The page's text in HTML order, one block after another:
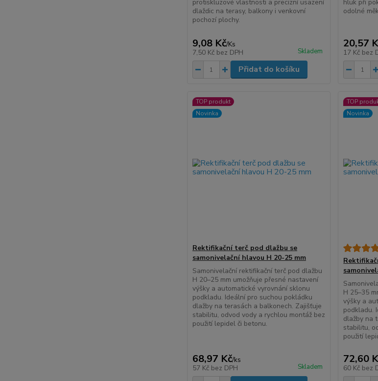
protiskluzové vlastnosti a precizní usazení
dlaždic na terasy, balkony i venkovní
pochozí plochy.
9,08 Kč/Ks
7,50 Kč bez DPH Skladem
Přidat do košíku
hluk při
odolné
20,57
17 Kč bez
TOP produkt
Novinka
Rektifikační terč pod dlažbu se
samonivelační hlavou H 20-25 mm
Samonivelační rektifikační terč pod dlažbu
H 20–25 mm umožňuje přesné nastavení
výšky a automatické vyrovnání sklonu
podkladu. Ideální pro suchou pokládku
dlažby na terasách a balkonech. Zajišťuje
stabilitu, odvod vody a rychlou montáž bez
použití lepidel či betonu.
68,97 Kč/ks
57 Kč bez DPH Skladem
TOP
Novinka
H 25–35
výšky a
podkladu.
dlažby na
stabilitu,
použití
72,60
60 Kč bez